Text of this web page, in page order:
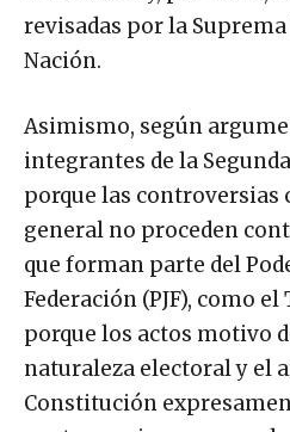
revisadas por la Suprema
Nación.
Asimismo, según
integrantes de la Segunda
porque las controversias
general no proceden
que forman parte del
Federación (PJF), como el
porque los actos motivo
naturaleza electoral y el
Constitución
controversias no